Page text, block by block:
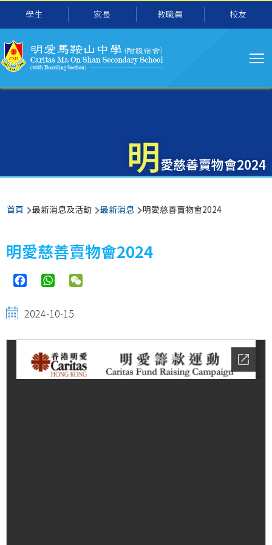
移至主內容
學生 家長 教職員 校友
导
航
明愛慈善賣物會2024
導
航
連
結
首頁 最新消息及活動 最新消息 明愛慈善賣物會2024
明愛慈善賣物會2024
FacebookWhatsApp
2024-10-15